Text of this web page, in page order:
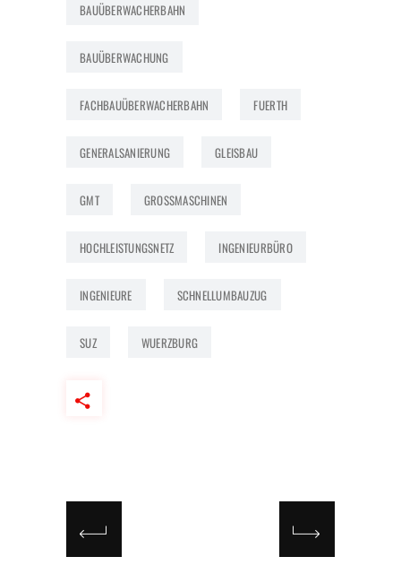
BAUÜBERWACHERBAHN
BAUÜBERWACHUNG
FACHBAUÜBERWACHERBAHN FUERTH
GENERALSANIERUNG GLEISBAU
GMT GROSSMASCHINEN
HOCHLEISTUNGSNETZ INGENIEURBÜRO
INGENIEURE SCHNELLUMBAUZUG
SUZ WUERZBURG